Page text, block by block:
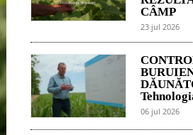
CÂMP
23 jul 2026
06 jul 2026